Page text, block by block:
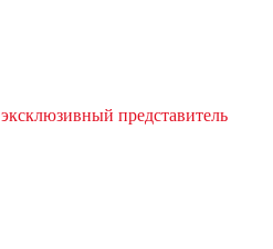
эксклюзивный представитель